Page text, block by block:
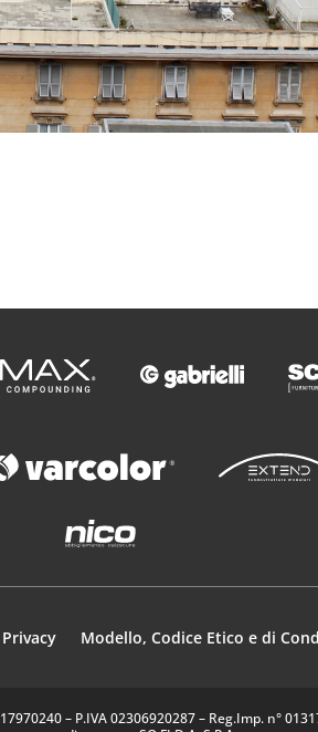
Privacy Modello, Codice Etico e di
– P.IVA 02306920287 – Reg.Imp. n°